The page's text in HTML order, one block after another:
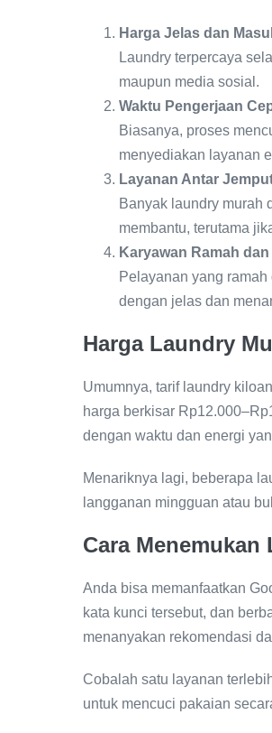
Harga Jelas dan
Laundry terpercaya
maupun media sosial.
Waktu Pengerjaan
Biasanya, proses
menyediakan layanan
Layanan Antar
Banyak laundry murah
membantu, terutama
Karyawan Ramah
Pelayanan yang
dengan jelas dan
Harga Laundry
Umumnya, tarif laundry
harga berkisar
dengan waktu dan energi
Menariknya lagi, beberapa
langganan mingguan atau
Cara
Anda bisa memanfaatkan
kata kunci tersebut, dan
menanyakan rekomendasi
Cobalah satu layanan
untuk mencuci pakaian